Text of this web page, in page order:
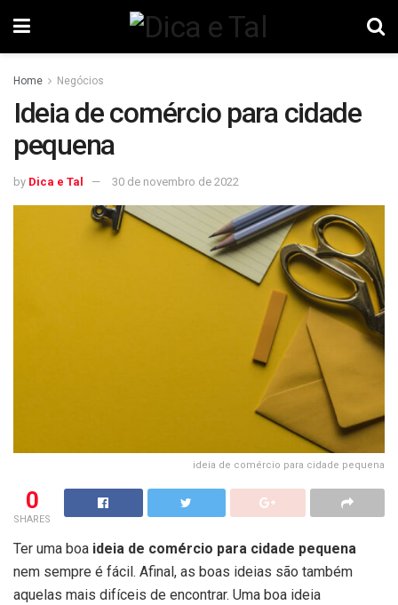
Home Negócios
Ideia de comércio para cidade
pequena
by Dica e Tal 30 de novembro de 2022
ideia de comércio para cidade pequena
0
SHARES
Ter uma boa ideia de comércio para cidade pequena
nem sempre é fácil. Afinal, as boas ideias são também
aquelas mais difíceis de encontrar. Uma boa ideia